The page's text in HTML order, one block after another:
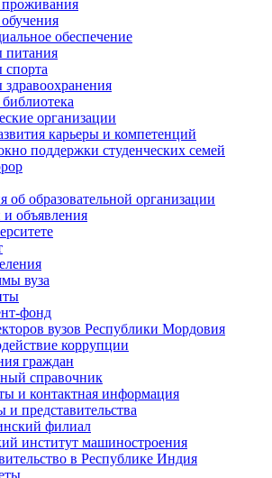
проживания
обеспечение
питания
организации
карьеры и компетенций
поддержки студенческих семей
об образовательной организации
объявления
вуза
фонд
вузов Республики Мордовия
коррупции
граждан
справочник
и контактная информация
представительства
филиал
институт машиностроения
в Республике Индия